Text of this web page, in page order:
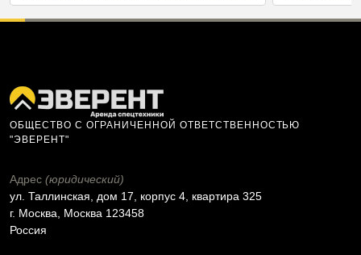
ОБЩЕСТВО С ОГРАНИЧЕННОЙ ОТВЕТСТВЕННОСТЬЮ
"ЭВЕРЕНТ"
Адрес (юридический)
ул. Таллинская, дом 17, корпус 4, квартира 325
г. Москва, Москва 123458
Россия